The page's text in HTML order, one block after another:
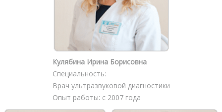
Кулябина Ирина Борисовна
Специальность:
Врач ультразвуковой диагностики
Опыт работы: с 2007 года